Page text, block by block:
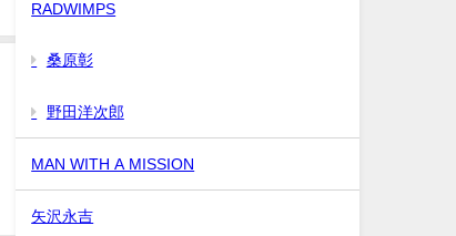
RADWIMPS
桑原彰
野田洋次郎
MAN WITH A MISSION
矢沢永吉